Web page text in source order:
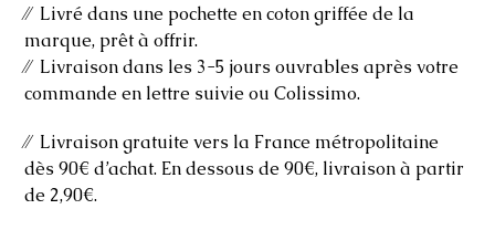
⁄⁄ Livré dans une pochette en coton griffée de la
marque, prêt à offrir.
⁄⁄ Livraison dans les 3-5 jours ouvrables après votre
commande en lettre suivie ou Colissimo.
⁄⁄ Livraison gratuite vers la France métropolitaine
dès 90€ d’achat. En dessous de 90€, livraison à partir
de 2,90€.